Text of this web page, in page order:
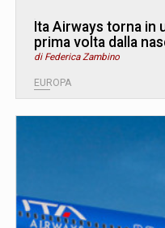
Ita Airways torna in
prima volta dalla
di Federica Zambino
EUROPA